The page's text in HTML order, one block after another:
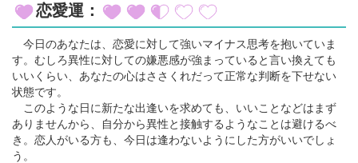
恋愛運：
今日のあなたは、恋愛に対して強いマイナス思考を抱いていま
す。むしろ異性に対しての嫌悪感が強まっていると言い換えても
いいくらい、あなたの心はささくれだって正常な判断を下せない
状態です。
このような日に新たな出逢いを求めても、いいことなどはまず
ありませんから、自分から異性と接触するようなことは避けるべ
き。恋人がいる方も、今日は逢わないようにした方がいいでしょ
う。